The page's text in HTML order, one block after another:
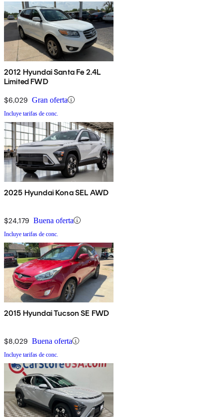
2012 Hyundai Santa Fe 2.4L
Limited FWD
$6,029 Gran oferta
Incluye tarifas de conc.
2025 Hyundai Kona SEL AWD
$24,179 Buena oferta
Incluye tarifas de conc.
2015 Hyundai Tucson SE FWD
$8,029 Buena oferta
Incluye tarifas de conc.